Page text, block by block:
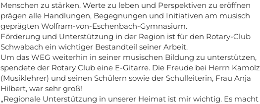
Menschen zu stärken, Werte zu leben und Perspektiven zu eröffnen
prägen alle Handlungen, Begegnungen und Initiativen am musisch
geprägten Wolfram-von-Eschenbach-Gymnasium.
Förderung und Unterstützung in der Region ist für den Rotary-Club
Schwabach ein wichtiger Bestandteil seiner Arbeit.
Um das WEG weiterhin in seiner musischen Bildung zu unterstützen,
spendete der Rotary Club eine E-Gitarre. Die Freude bei Herrn Kamolz
(Musiklehrer) und seinen Schülern sowie der Schulleiterin, Frau Anja
Hilbert, war sehr groß!
„Regionale Unterstützung in unserer Heimat ist mir wichtig. Es macht